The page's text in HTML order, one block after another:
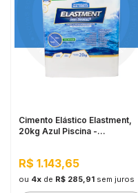
Cimento Elástico Elastment,
20kg Azul Piscina -
R$ 1.143,65
ou 4xde R$ 285,91 sem juros